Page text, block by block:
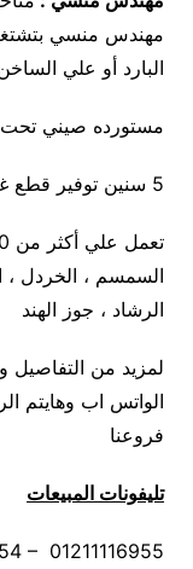
مهندس منسي
البارد أو علي الساخن ، إنتاجية
مستورده صيني
5 سنين توفير قطع غيار….
السمسم ، الخردل ،
الرشاد ، جوز الهند
لمزيد من التفاصيل و
الواتس اب وهايتم
فروعنا
تليفونات المبيعات
– 01211116955